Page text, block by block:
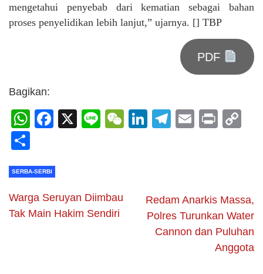
mengetahui penyebab dari kematian sebagai bahan
proses penyelidikan lebih lanjut,” ujarnya. [] TBP
PDF
Bagikan:
WhatsApp
Facebook
X LineWeChat
LinkedIn
Telegram
Email
Print
SERBA-SERBI
Warga Seruyan Diimbau
Tak Main Hakim Sendiri
Redam Anarkis Massa,
Polres Turunkan Water
Cannon dan Puluhan
Anggota